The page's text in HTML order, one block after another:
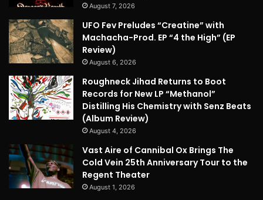
August 7, 2026
UFO Fev Preludes “Creatine” with
Machacha-Prod. EP “4 the High” (EP
Review)
August 6, 2026
Roughneck Jihad Returns to Boot
Records for New LP “Methanol”
Distilling His Chemistry with Senz Beats
(Album Review)
August 4, 2026
Vast Aire of Cannibal Ox Brings The
Cold Vein 25th Anniversary Tour to the
Regent Theater
August 1, 2026